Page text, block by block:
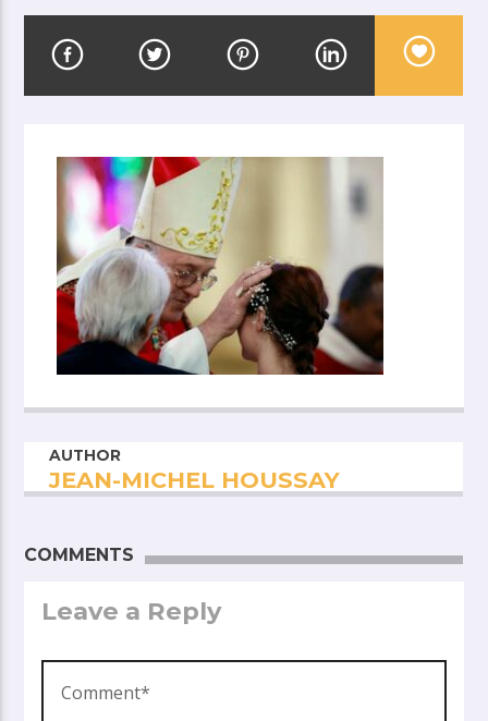
AUTHOR
JEAN-MICHEL HOUSSAY
COMMENTS
Leave a Reply